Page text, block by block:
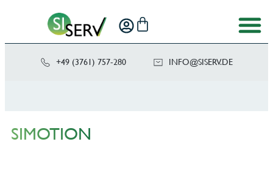
+49 (3761) 757-280 ED.VRE
SIS@OF
NI
SIMOTION